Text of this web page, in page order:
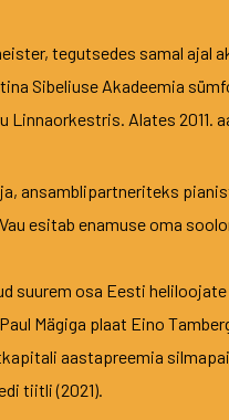
tegutsedes samal ajal
Sibeliuse Akadeemia
Alates 2011.
ansamblipartneriteks
esitab enamuse oma
suurem osa Eesti
Mägiga plaat Eino
aastapreemia
tiitli (2021).